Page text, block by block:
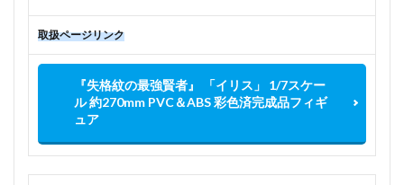
取扱ページリンク
『失格紋の最強賢者』 「イリス」 1/7スケー
ル 約270mm PVC＆ABS 彩色済完成品フィギ
ュア